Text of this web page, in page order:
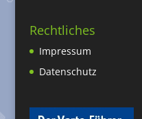
Rechtliches
Impressum
Datenschutz